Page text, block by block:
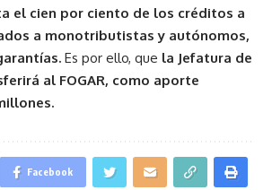
el cien por ciento de los créditos a
a monotributistas y autónomos,
Es por ello, que la Jefatura de
al FOGAR, como aporte
Facebook